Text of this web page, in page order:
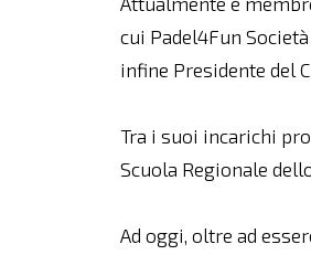
cui Padel4Fun
infine Presidente del
Tra i suoi incarichi
Scuola Regionale
Ad oggi, oltre ad